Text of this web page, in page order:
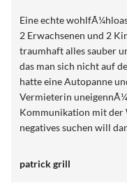
Eine echte
2 Erwachsenen und 2
traumhaft alles sauber
das man sich nicht auf
hatte eine Autopanne
Vermieterin
Kommunikation mit der Werkstatt.
negatives suchen will
patrick grill